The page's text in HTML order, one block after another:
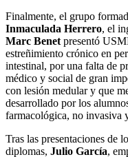
Finalmente, el grupo
Inmaculada Herrero, el
Marc Benetpresentó
estreñimiento crónico en
intestinal, por una falta de
médico y social de gran
con lesión medular y que
desarrollado por los
farmacológica, no invasiva
Tras las presentaciones de
diplomas, Julio García,